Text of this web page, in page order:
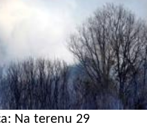
Na terenu 29